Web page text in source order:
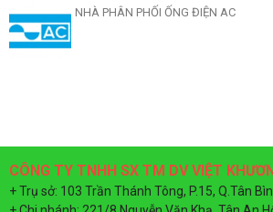
NHÀ PHÂN PHỐI ỐNG ĐIỆN AC
CÔNG TY TNHH SX TM DV VIỆT
+ Trụ sở: 103 Trần Thánh Tông, P.15, Q.Tân